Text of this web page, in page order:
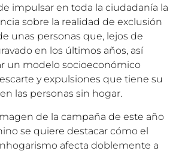
impulsar en toda la ciudadanía la
sobre la realidad de exclusión
unas personas que, lejos de
en los últimos años, así
un modelo socioeconómico
y expulsiones que tiene su
las personas sin hogar.
de la campaña de este año
se quiere destacar cómo el
afecta doblemente a